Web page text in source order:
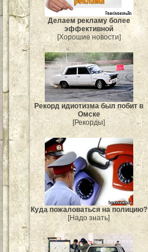
Делаем рекламу более
эффективной
[Хорошие новости]
Рекорд идиотизма был побит в
Омске
[Рекорды]
Куда пожаловаться на полицию?
[Надо знать]